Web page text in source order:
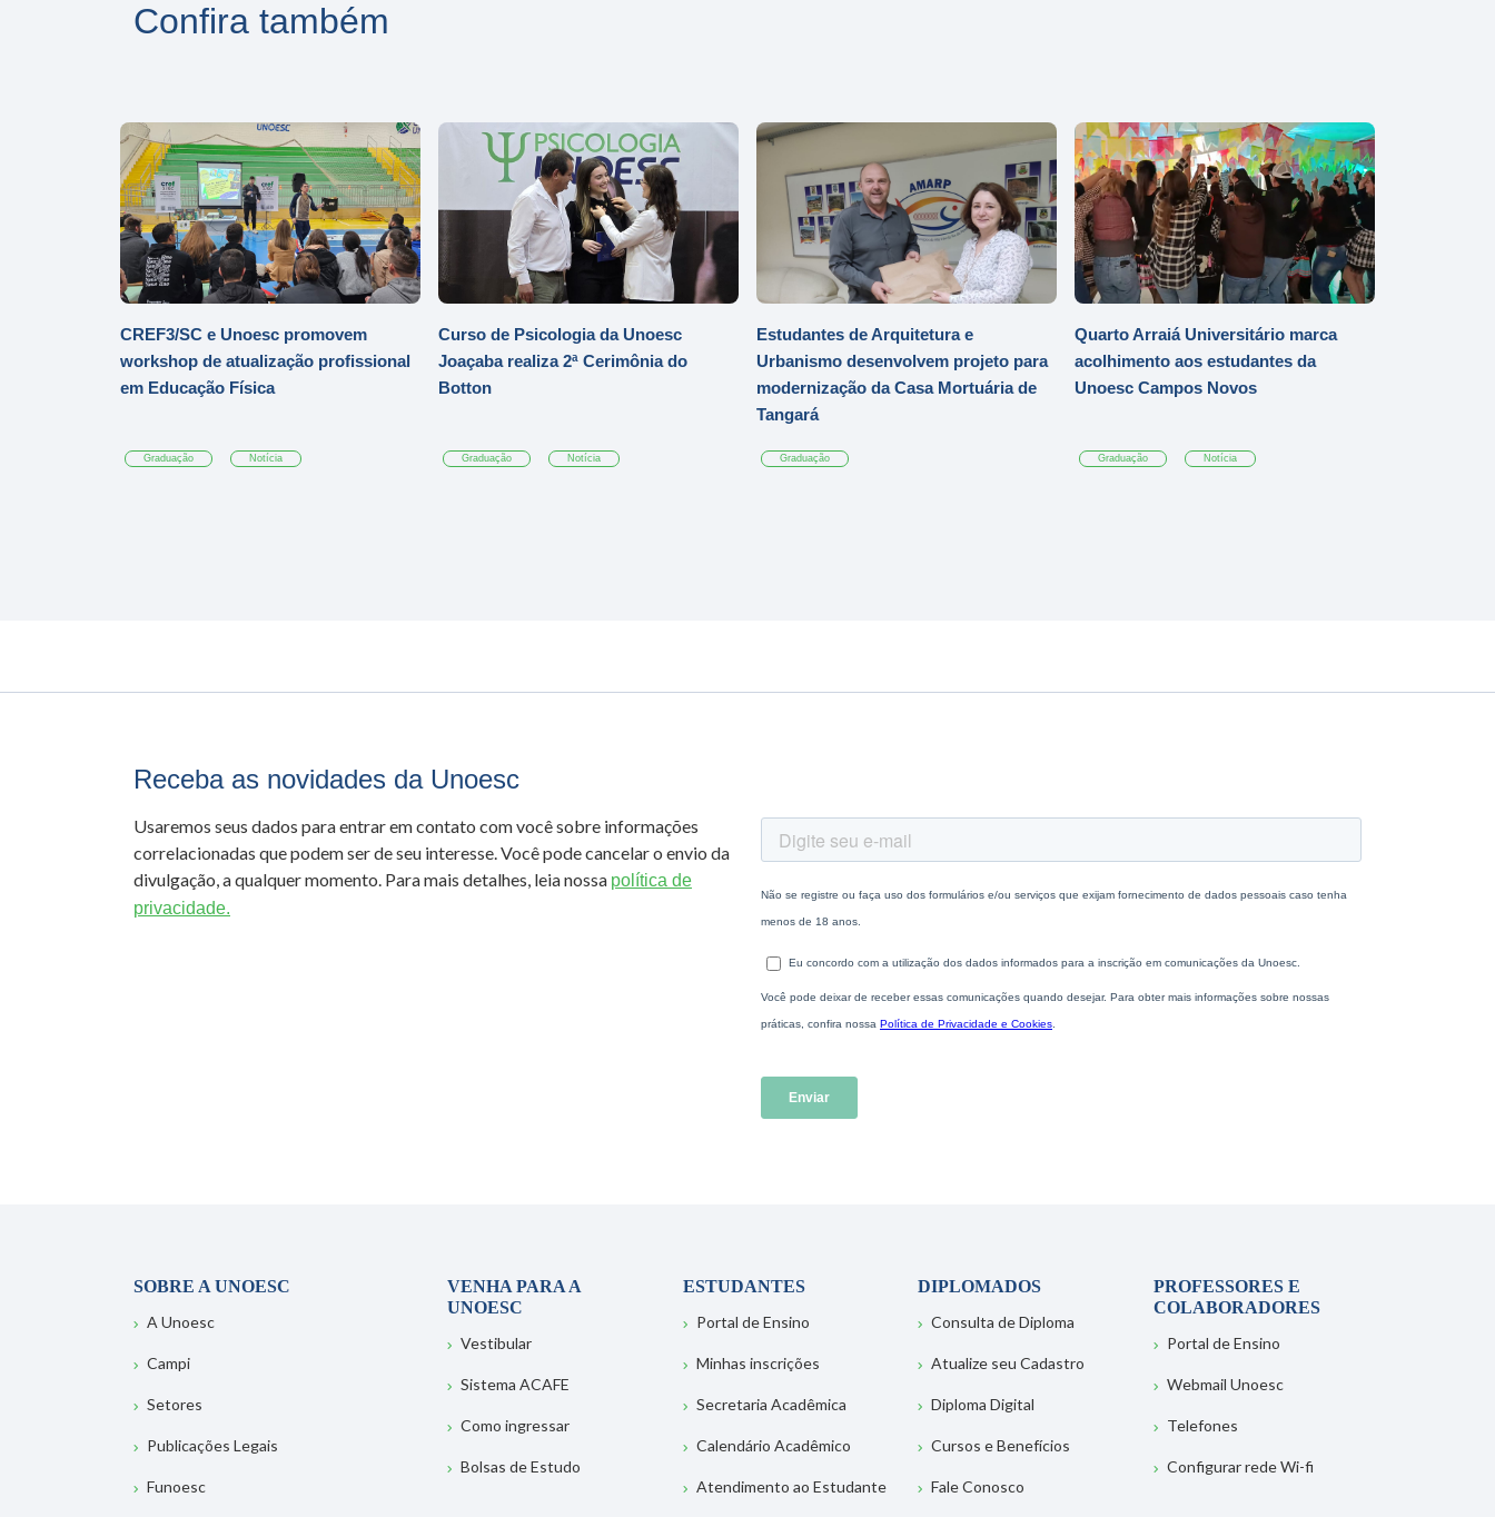
Confira também
CREF3/SC e Unoesc promovem
workshop de atualização profissional
em Educação Física
Graduação Notícia
Curso de Psicologia da Unoesc
Joaçaba realiza 2ª Cerimônia do
Botton
Graduação Notícia
Estudantes de Arquitetura e
Urbanismo desenvolvem projeto para
modernização da Casa Mortuária de
Tangará
Graduação
Quarto Arraiá Universitário marca
acolhimento aos estudantes da
Unoesc Campos Novos
Graduação Notícia
Receba as novidades da Unoesc
Usaremos seus dados para entrar em contato com você sobre informações
correlacionadas que podem ser de seu interesse. Você pode cancelar o envio da
divulgação, a qualquer momento. Para mais detalhes, leia nossa política de
privacidade.
SOBRE A UNOESC
A Unoesc
Campi
Setores
Publicações Legais
Funoesc
VENHA PARA A
UNOESC
Vestibular
Sistema ACAFE
Como ingressar
Bolsas de Estudo
ESTUDANTES
Portal de Ensino
Minhas inscrições
Secretaria Acadêmica
Calendário Acadêmico
Atendimento ao Estudante
DIPLOMADOS
Consulta de Diploma
Atualize seu Cadastro
Diploma Digital
Cursos e Benefícios
Fale Conosco
PROFESSORES E
COLABORADORES
Portal de Ensino
Webmail Unoesc
Telefones
Configurar rede Wi-fi